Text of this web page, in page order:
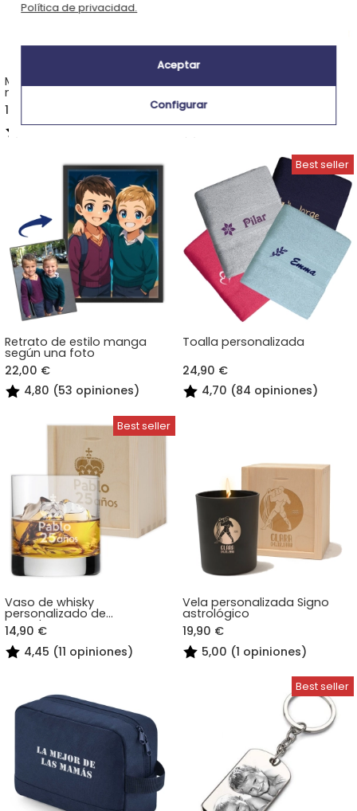
Manta personalizada con
nombre
18,90 €
4,70 (10 opiniones)
23,90 €
5,00 (10 opiniones)
Retrato de estilo manga
según una foto
22,00 €
4,80 (53 opiniones)
Toalla personalizada
24,90 €
4,70 (84 opiniones)
Vaso de whisky
personalizado de
cumpleaños
14,90 €
4,45 (11 opiniones)
Vela personalizada Signo
astrológico
19,90 €
5,00 (1 opiniones)
Política de privacidad.
Aceptar
Configurar